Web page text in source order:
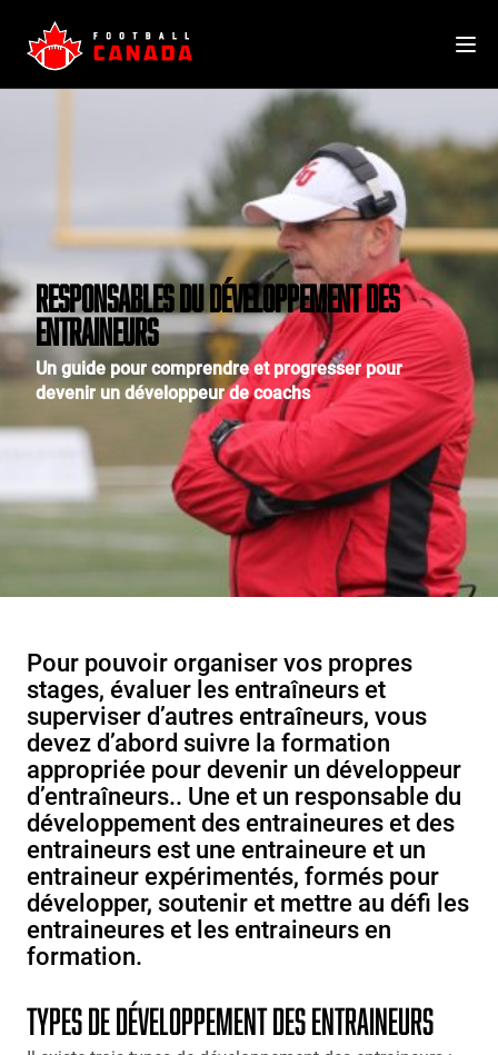
content
RESPONSABLES DU DÉVELOPPEMENT DES
ENTRAINEURS
Un guide pour comprendre et progresser pour
devenir un développeur de coachs
Pour pouvoir organiser vos propres
stages, évaluer les entraîneurs et
superviser d’autres entraîneurs, vous
devez d’abord suivre la formation
appropriée pour devenir un développeur
d’entraîneurs.. Une et un responsable du
développement des entraineures et des
entraineurs est une entraineure et un
entraineur expérimentés, formés pour
développer, soutenir et mettre au défi les
entraineures et les entraineurs en
formation.
TYPES DE DÉVELOPPEMENT DES ENTRAINEURS